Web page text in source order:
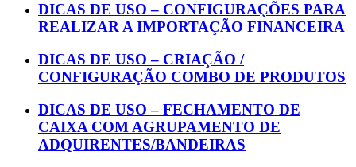
DICAS DE USO – CONFIGURAÇÕES PARA
REALIZAR A IMPORTAÇÃO FINANCEIRA
DICAS DE USO – CRIAÇÃO /
CONFIGURAÇÃO COMBO DE PRODUTOS
DICAS DE USO – FECHAMENTO DE
CAIXA COM AGRUPAMENTO DE
ADQUIRENTES/BANDEIRAS